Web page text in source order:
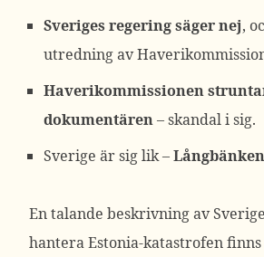
Sveriges regering säger nej,
utredning av
Haverikommissionen
dokumentären– skandal i sig.
Sverige är sig lik –
En talande beskrivning av
hantera Estonia-katastrofen finns